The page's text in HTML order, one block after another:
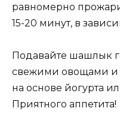
равномерно
15-20 минут, в
Подавайте шашлык
свежими овощами и
на основе йогурта
Приятного аппетита!